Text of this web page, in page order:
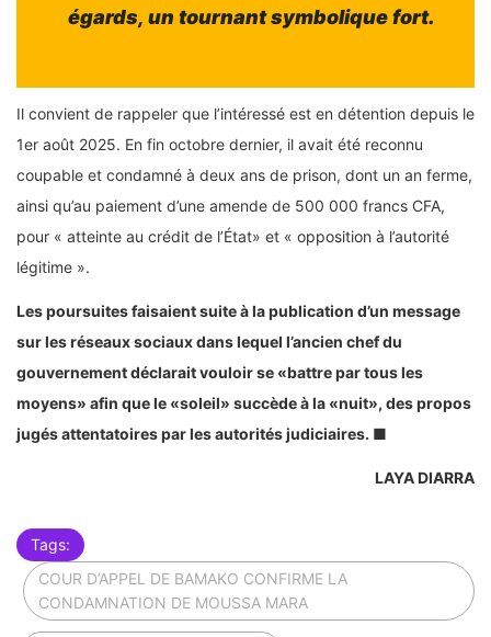
égards, un tournant symbolique fort.
Il convient de rappeler que l’intéressé est en détention depuis le
1er août 2025. En fin octobre dernier, il avait été reconnu
coupable et condamné à deux ans de prison, dont un an ferme,
ainsi qu’au paiement d’une amende de 500 000 francs CFA,
pour « atteinte au crédit de l’État» et « opposition à l’autorité
légitime ».
Les poursuites faisaient suite à la publication d’un message
sur les réseaux sociaux dans lequel l’ancien chef du
gouvernement déclarait vouloir se «battre par tous les
moyens» afin que le «soleil» succède à la «nuit», des propos
jugés attentatoires par les autorités judiciaires. ■
LAYA DIARRA
Tags:
COUR D’APPEL DE BAMAKO CONFIRME LA
CONDAMNATION DE MOUSSA MARA